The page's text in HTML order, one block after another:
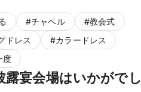
#チャペル #教会式
ドレス #カラードレス
度
宴会場はいかがでし